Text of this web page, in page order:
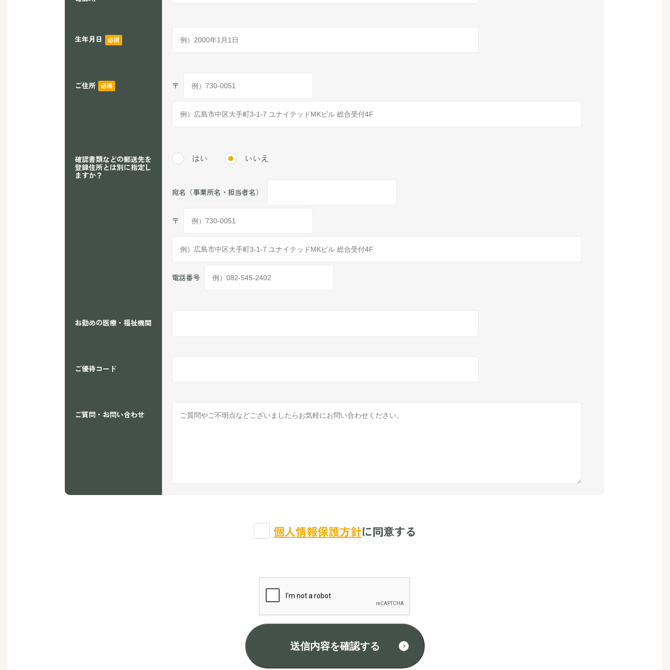
生年月日 必須
ご住所 必須 〒
確認書類などの郵送先を
登録住所とは別に指定し
ますか？
はい いいえ
宛名（事業所名・担当者名）
〒
電話番号
お勤めの医療・福祉機関
ご優待コード
ご質問・お問い合わせ
個人情報保護方針に同意する
送信内容を確認する